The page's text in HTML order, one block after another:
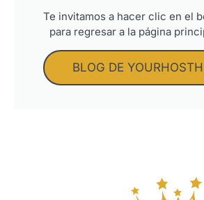
Te invitamos a hacer clic en el
para regresar a la página
BLOG DE